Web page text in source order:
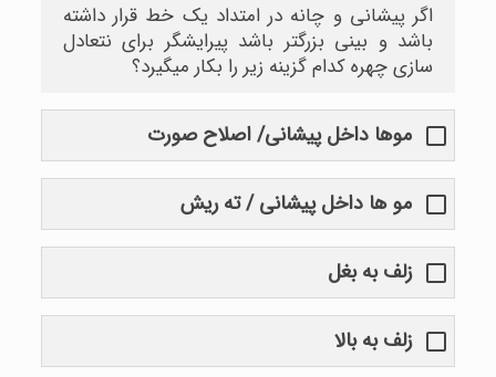
اگر پیشانی و چانه در امتداد یک خط قرار داشته
باشد و بینی بزرگتر باشد پیرایشگر برای نتعادل
سازی چهره کدام گزینه زیر را بکار میگیرد؟
موها داخل پیشانی/ اصلاح صورت
مو ها داخل پیشانی / ته ریش
زلف به بغل
زلف به بالا